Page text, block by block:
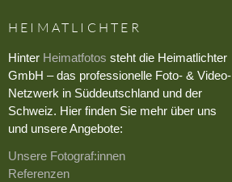
HEIMATLICHTER
Hinter Heimatfotos steht die Heimatlichter
GmbH – das professionelle Foto- & Video-
Netzwerk in Süddeutschland und der
Schweiz. Hier finden Sie mehr über uns
und unsere Angebote:
Unsere Fotograf:innen
Referenzen